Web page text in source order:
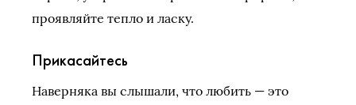
проявляйте тепло и ласку.
Прикасайтесь
Наверняка вы слышали, что любить — это